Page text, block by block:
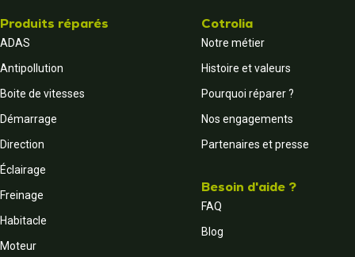
Produits réparés
ADAS
Antipollution
Boite de vitesses
Démarrage
Direction
Éclairage
Freinage
Habitacle
Moteur
Cotrolia
Notre métier
Histoire et valeurs
Pourquoi réparer ?
Nos engagements
Partenaires et presse
Besoin d'aide ?
FAQ
Blog